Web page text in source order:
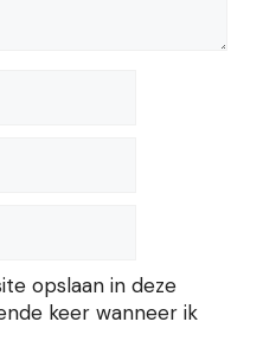
opslaan in deze
keer wanneer ik